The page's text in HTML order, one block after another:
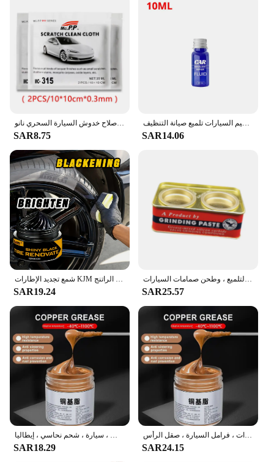
قماش إصلاح خدوش السيارة السحري نانو sparcar ، أداة تلميع سطح معدني ، إكسسوارات مزيل ، 2 kle
SAR8.75
مزيل خدوش المصباح الأمامي للسيارة سريع 10-30 مللي حماية من الأشعة فوق البنفسجية منظف الضوء طقم ترميم السيارات تلميع صيانة التنظيف
SAR14.06
شمع تجديد الإطارات KJM وشمع التلميع الداخلي مناسب للعناية بالمطاط الراتنج ABS والداخلية البلاستيكية والإطارات.
SAR19.24
معجون طحن للدراجات النارية ، شبكة ، يزيل العيوب ، وإصلاح طلاء السيارة ، وأدوات التلميع ، وطحن صمامات السيارات
SAR25.57
شحم بخيوط نحاسية لبطانة فرامل السيارة ، زيوت تشحيم مانعة للاستيلاء ، ترس محور الترباس ، سيارة ، شحم نحاسي ، إيطاليا g
SAR18.29
شحم نحاسي مانع للحجز ، شحم خيطي للبراغي ، تروس المحاور ، تطبيقات السيارات ، فرامل السيارة ، صقل الرأس g
SAR24.15